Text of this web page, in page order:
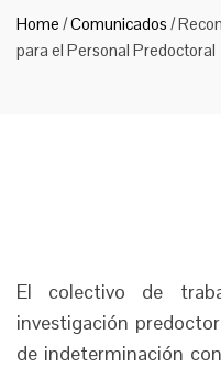
Home /Comunicados /
para el Personal Predoctoral
El colectivo de
investigación
de indeterminación